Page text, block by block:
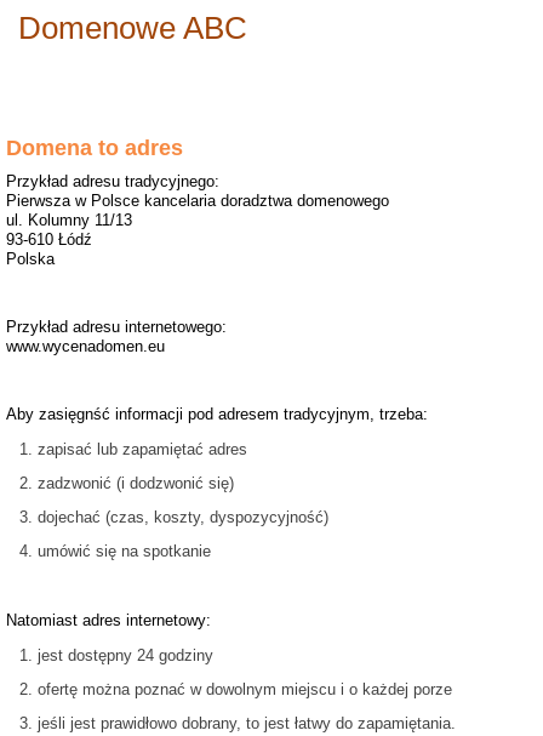
Domenowe ABC
Domena to adres
Przykład adresu tradycyjnego:
Pierwsza w Polsce kancelaria doradztwa domenowego
ul. Kolumny 11/13
93-610 Łódź
Polska
Przykład adresu internetowego:
www.wycenadomen.eu
Aby zasięgnść informacji pod adresem tradycyjnym, trzeba:
zapisać lub zapamiętać adres
zadzwonić (i dodzwonić się)
dojechać (czas, koszty, dyspozycyjność)
umówić się na spotkanie
Natomiast adres internetowy:
jest dostępny 24 godziny
ofertę można poznać w dowolnym miejscu i o każdej porze
jeśli jest prawidłowo dobrany, to jest łatwy do zapamiętania.